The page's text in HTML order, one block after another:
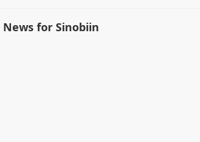
News for Sinobiin